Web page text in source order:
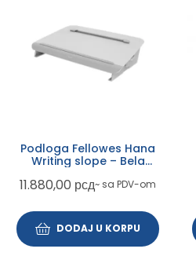
Podloga Fellowes Hana
Writing slope – Bela
11.880,00 рсд~ sa PDV-om
DODAJ U KORPU